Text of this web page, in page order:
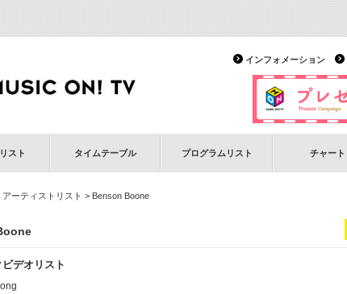
インフォメーション
スト タイムテーブル プログラムリスト チャート
アーティストリスト > Benson Boone
デオリスト